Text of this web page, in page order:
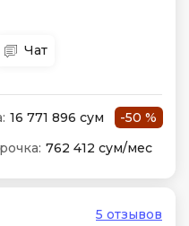
Чат
16 771 896 сум
-50 %
762 412 сум/мес
5 отзывов